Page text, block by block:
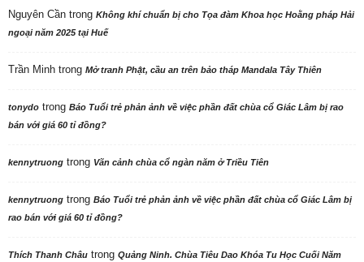
Nguyên Cần trong Không khí chuẩn bị cho Tọa đàm Khoa học Hoằng pháp Hải
ngoại năm 2025 tại Huế
Trần Minh trong Mở tranh Phật, cầu an trên bảo tháp Mandala Tây Thiên
tonydo trong Báo Tuổi trẻ phản ảnh về việc phần đất chùa cổ Giác Lâm bị rao
bán với giá 60 tỉ đồng?
kennytruong trong Vãn cảnh chùa cổ ngàn năm ở Triều Tiên
kennytruong trong Báo Tuổi trẻ phản ảnh về việc phần đất chùa cổ Giác Lâm bị
rao bán với giá 60 tỉ đồng?
Thích Thanh Châu trong Quảng Ninh. Chùa Tiêu Dao Khóa Tu Học Cuối Năm